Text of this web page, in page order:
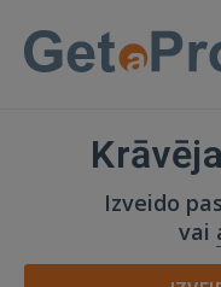
Izveido
vai